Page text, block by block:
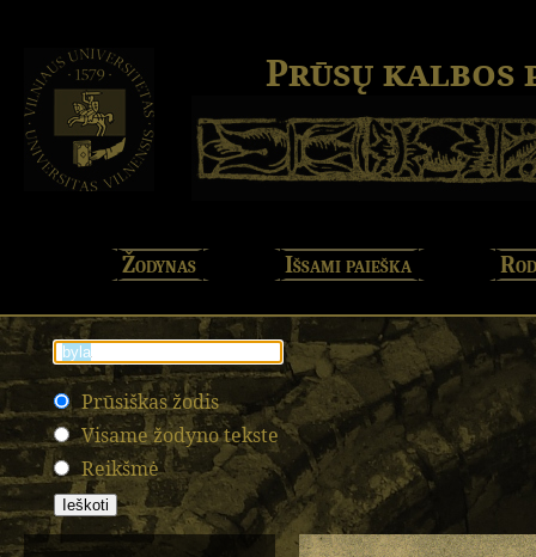
Prūsų kalbos
Žodynas Išsami paieška
Prūsiškas žodis
Visame žodyno tekste
Reikšmė